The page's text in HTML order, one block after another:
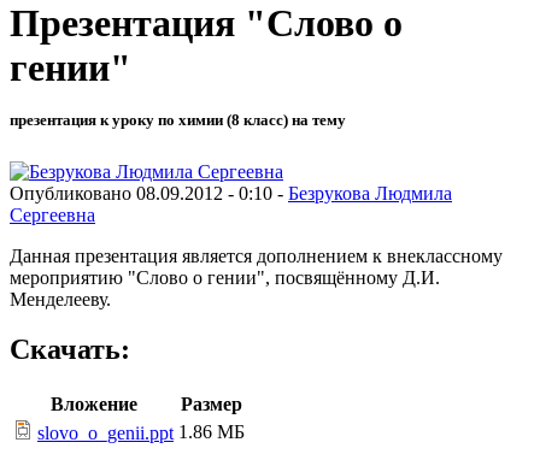
Презентация "Слово о
гении"
презентация к уроку по химии (8 класс) на тему
Опубликовано 08.09.2012 - 0:10 - Безрукова Людмила
Сергеевна
Данная презентация является дополнением к внеклассному
мероприятию "Слово о гении", посвящённому Д.И.
Менделееву.
Скачать:
Вложение
Размер
slovo_o_genii.ppt 1.86 МБ